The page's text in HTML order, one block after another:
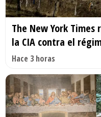
The New York
la CIA contra el
Hace 3 horas